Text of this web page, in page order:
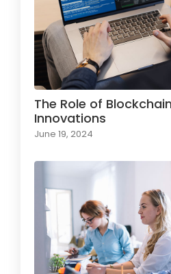
The Role of
Innovations
June 19, 2024